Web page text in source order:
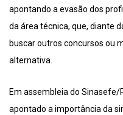
apontando a evasão dos
da área técnica, que, diante
buscar outros concursos ou
alternativa.
Em assembleia do
apontado a importância da